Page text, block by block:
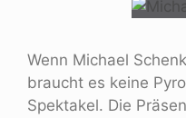
Wenn Michael
braucht es keine
Spektakel. Die